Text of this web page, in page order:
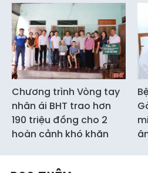
Chương trình Vòng tay
nhân ái BHT trao hơn
190 triệu đồng cho 2
hoàn cảnh khó khăn